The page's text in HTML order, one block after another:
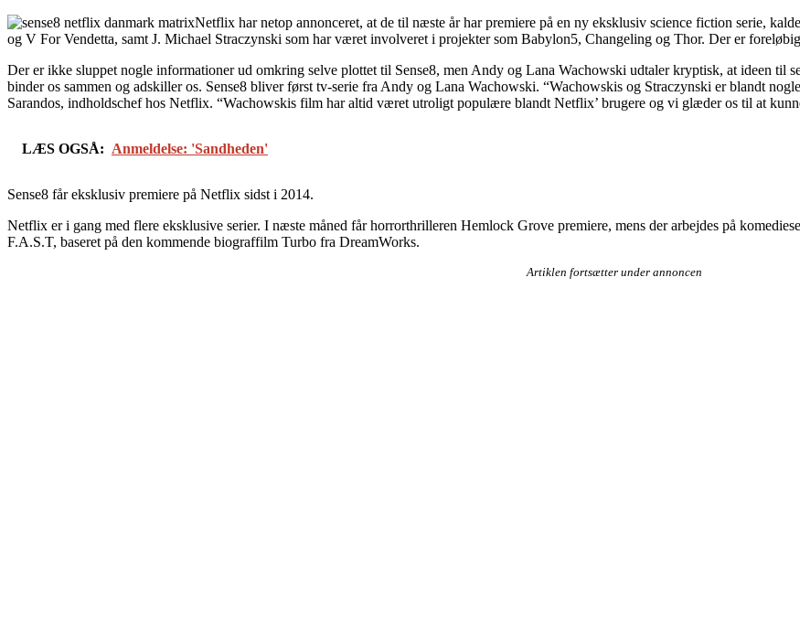
Netflix har netop annonceret, at de til næste år har premiere på en ny eksklusiv science fiction serie,
og V For Vendetta, samt J. Michael Straczynski som har været involveret i projekter som Babylon5, Changeling og Thor. Der er
Der er ikke sluppet nogle informationer ud omkring selve plottet til Sense8, men Andy og Lana Wachowski udtaler kryptisk, at ideen til
binder os sammen og adskiller os. Sense8 bliver først tv-serie fra Andy og Lana Wachowski. “Wachowskis og Straczynski er blandt
Sarandos, indholdschef hos Netflix. “Wachowskis film har altid været utroligt populære blandt Netflix’ brugere og vi glæder os til at
LÆS OGSÅ: Anmeldelse: 'Sandheden'
Sense8 får eksklusiv premiere på Netflix sidst i 2014.
Netflix er i gang med flere eksklusive serier. I næste måned får horrorthrilleren Hemlock Grove premiere, mens der arbejdes på
F.A.S.T, baseret på den kommende biograffilm Turbo fra DreamWorks.
Artiklen fortsætter under annoncen